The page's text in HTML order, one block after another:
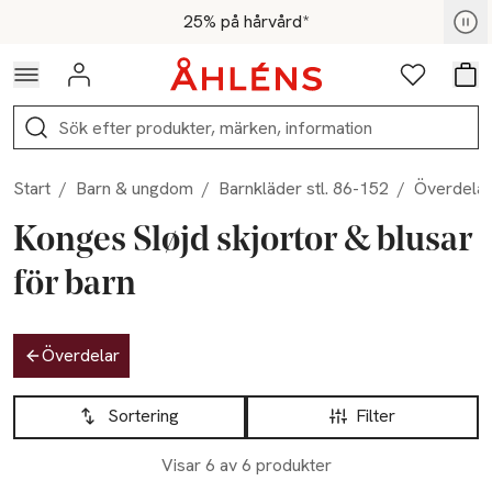
Hoppa till navigationsmenyn25% på hårvård*
För medlemmar - Shoppa nu
Logga in Favoriter
Sök
Start / Barn & ungdom / Barnkläder stl. 86-152 / Överdelar
Konges Sløjd skjortor & blusar
för barn
Hoppa till produktsidan
Överdelar
Hoppa till produktsidan
Filter
Sortering
Visar 6 av 6 produkter
Lista över produkter
Nyhet